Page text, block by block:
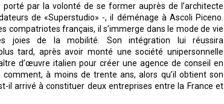
porté par la volonté de se former auprès de l’architecte
de «Superstudio» -, il déménage à Ascoli Piceno.
compatriotes français, il s’immerge dans le mode de vie
joies de la mobilité. Son intégration lui réussira
tard, après avoir monté une société unipersonnelle
d’œuvre italien pour créer une agence de conseil en
à moins de trente ans, alors qu’il obtient son
il arrivé à constituer deux entreprises entre la France et